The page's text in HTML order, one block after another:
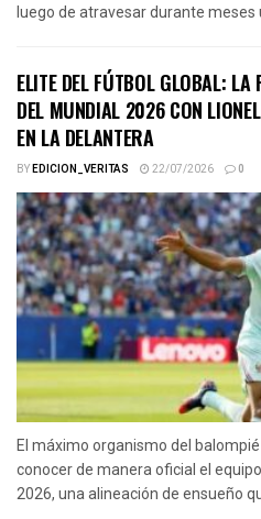
luego de atravesar durante meses
ELITE DEL FÚTBOL GLOBAL: LA
DEL MUNDIAL 2026 CON
EN LA DELANTERA
BYEDICION_VERITAS 22/07/2026 0
El máximo organismo del
conocer de manera oficial el
2026, una alineación de ensueño